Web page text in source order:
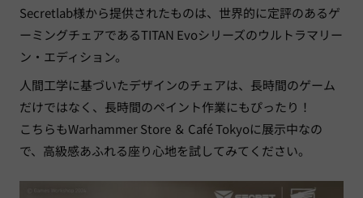
Secretlab様から提供されたものは、世界的に定評のあるゲ
ーミングチェアであるTITAN Evoシリーズのウルトラマリー
ン・エディション。
人間工学に基づいたデザインのチェアは、長時間のゲーム
だけではなく、長時間のペイント作業にもぴったり！
こちらもWarhammer Store ＆ Café Tokyoに展示中なの
で、高級感あふれる座り心地を試してみてください。